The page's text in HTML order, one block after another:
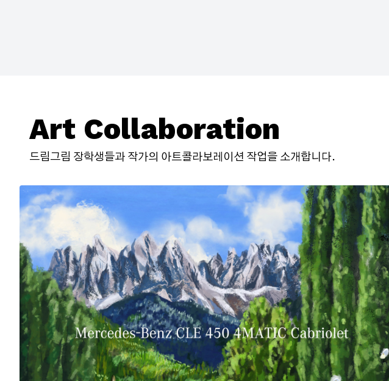
Art Collaboration
드림그림 장학생들과 작가의 아트콜라보레이션 작업을 소개합니다.